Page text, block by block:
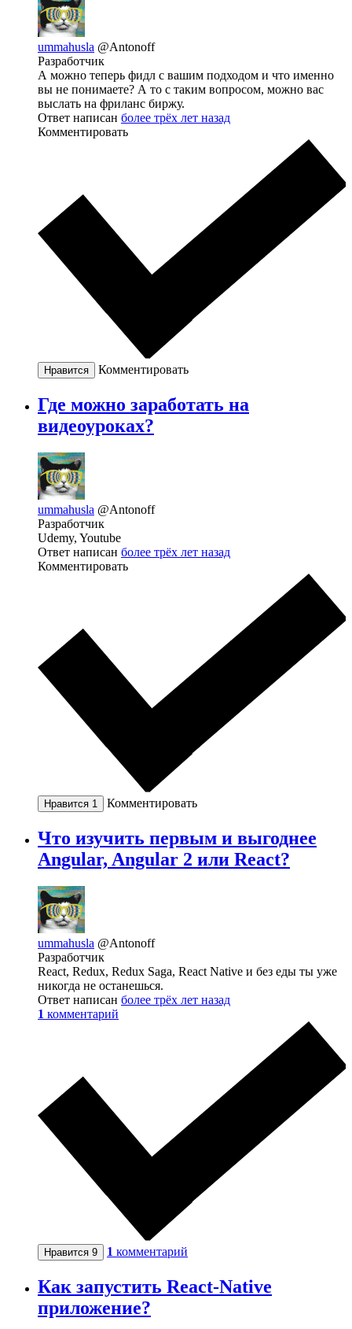
ummahusla @Antonoff
Разработчик
А можно теперь фидл с вашим подходом и что именно
вы не понимаете? А то с таким вопросом, можно вас
выслать на фриланс биржу.
Ответ написан более трёх лет назад
Комментировать
Нравится Комментировать
Где можно заработать на
видеоуроках?
ummahusla @Antonoff
Разработчик
Udemy, Youtube
Ответ написан более трёх лет назад
Комментировать
Нравится 1 Комментировать
Что изучить первым и выгоднее
Angular, Angular 2 или React?
ummahusla @Antonoff
Разработчик
React, Redux, Redux Saga, React Native и без еды ты уже
никогда не останешься.
Ответ написан более трёх лет назад
1 комментарий
Нравится 9 1 комментарий
Как запустить React-Native
приложение?